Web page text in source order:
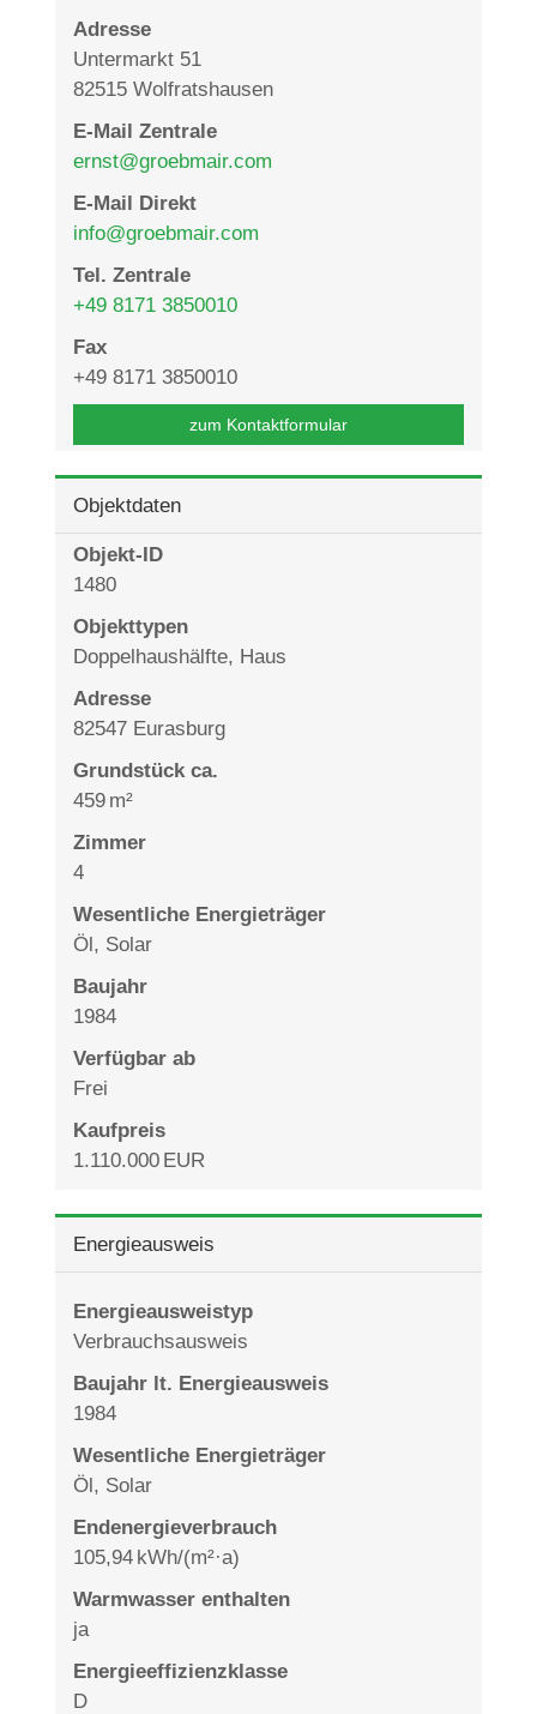
Adresse
Untermarkt 51
82515 Wolfratshausen
E-Mail Zentrale
ernst@groebmair.com
E-Mail Direkt
info@groebmair.com
Tel. Zentrale
+49 8171 3850010
Fax
+49 8171 3850010
zum Kontaktformular
Objektdaten
Objekt-ID
1480
Objekttypen
Doppelhaushälfte, Haus
Adresse
82547 Eurasburg
Grund­stück ca.
459 m²
Zimmer
4
Wesentliche Energieträger
Öl, Solar
Baujahr
1984
Verfügbar ab
Frei
Kaufpreis
1.110.000 EUR
Energieausweis
Energieausweistyp
Verbrauchs­ausweis
Baujahr lt. Energieausweis
1984
Wesentliche Energieträger
Öl, Solar
Endenergie­verbrauch
105,94 kWh/(m²·a)
Warmwasser enthalten
ja
Energie­effizienz­klasse
D